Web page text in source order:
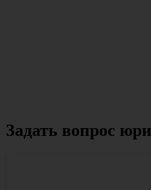
Задать вопрос